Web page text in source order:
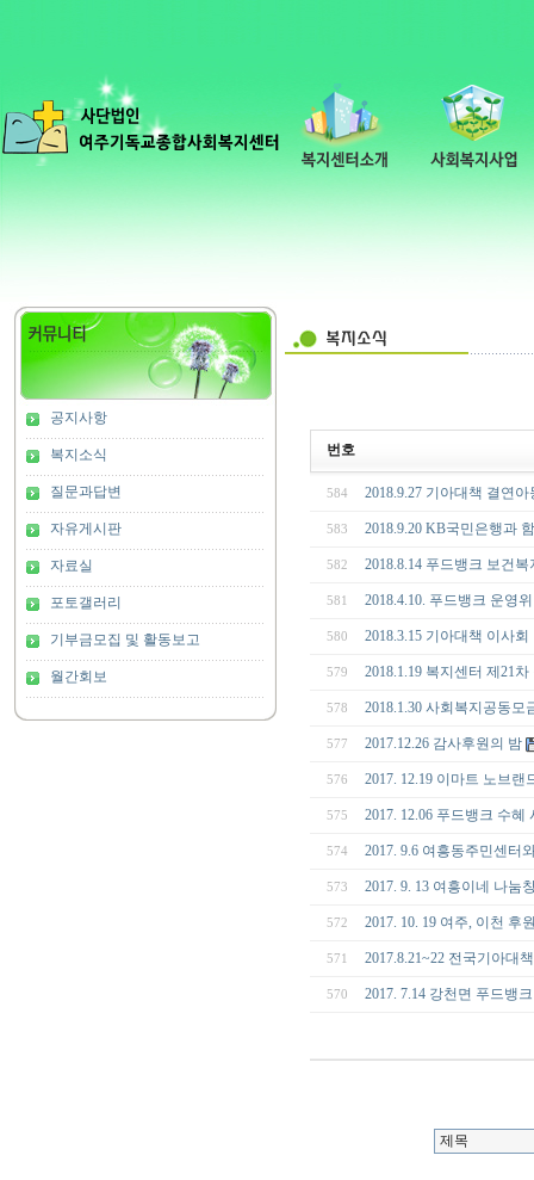
공지사항
복지소식
질문과답변
자유게시판
자료실
포토갤러리
기부금모집 및 활동보고
월간회보
번호
584 2018.9.27 기아대책 결연
583 2018.9.20 KB국민은행과
582 2018.8.14 푸드뱅크 보건
581 2018.4.10. 푸드뱅크 운영
580 2018.3.15 기아대책 이사
579 2018.1.19 복지센터 제21
578 2018.1.30 사회복지공동
577 2017.12.26 감사후원의 밤
576 2017. 12.19 이마트 노브랜
575 2017. 12.06 푸드뱅크 수
574 2017. 9.6 여흥동주민센터
573 2017. 9. 13 여흥이네 나눔
572 2017. 10. 19 여주, 이천 후
571 2017.8.21~22 전국기아대
570 2017. 7.14 강천면 푸드뱅